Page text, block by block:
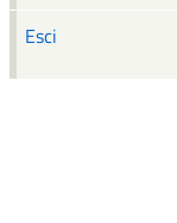
Esci